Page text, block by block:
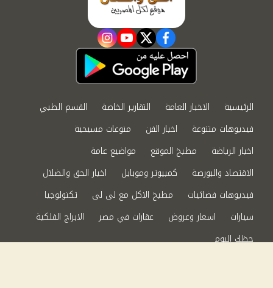
facebook
twitter
youtube
instagram
الرئيسية الاخبار العامة التقارير الخاصة
القسم الطبي
فيديوهات متنوعة
اخبار الفن
منوعات مسيحية
اخبار الرياضة
مطبخ الموقع
مواضيع عامة
الاقتصاد والبورصة
كمبيوتر وموبايل
اخبار الحق والضلال
فيديوهات فضائيات
مطبخ الاكل مع لى لى
تكنولوجيا
سيارات
اسعار وعروض عقارات في مصر
الابراج الفلكية
حظك اليوم